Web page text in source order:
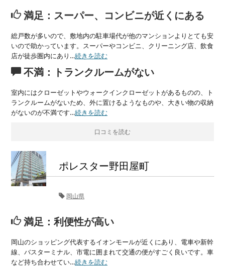
満足：スーパー、コンビニが近くにある
総戸数が多いので、敷地内の駐車場代が他のマンションよりとても安
いので助かっています。スーパーやコンビニ、クリーニング店、飲食
店が徒歩圏内にあり…続きを読む
不満：トランクルームがない
室内にはクローゼットやウォークインクローゼットがあるものの、ト
ランクルームがないため、外に置けるようなものや、大きい物の収納
がないのが不満です…続きを読む
口コミを読む
ポレスター野田屋町
岡山県
満足：利便性が高い
岡山のショッピング代表するイオンモールが近くにあり、電車や新幹
線、バスターミナル、市電に囲まれて交通の便がすごく良いです。車
など持ち合わせてい…続きを読む